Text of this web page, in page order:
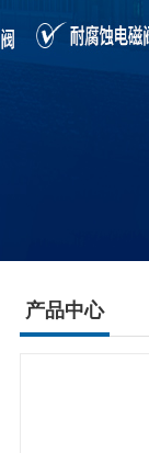
产品中心